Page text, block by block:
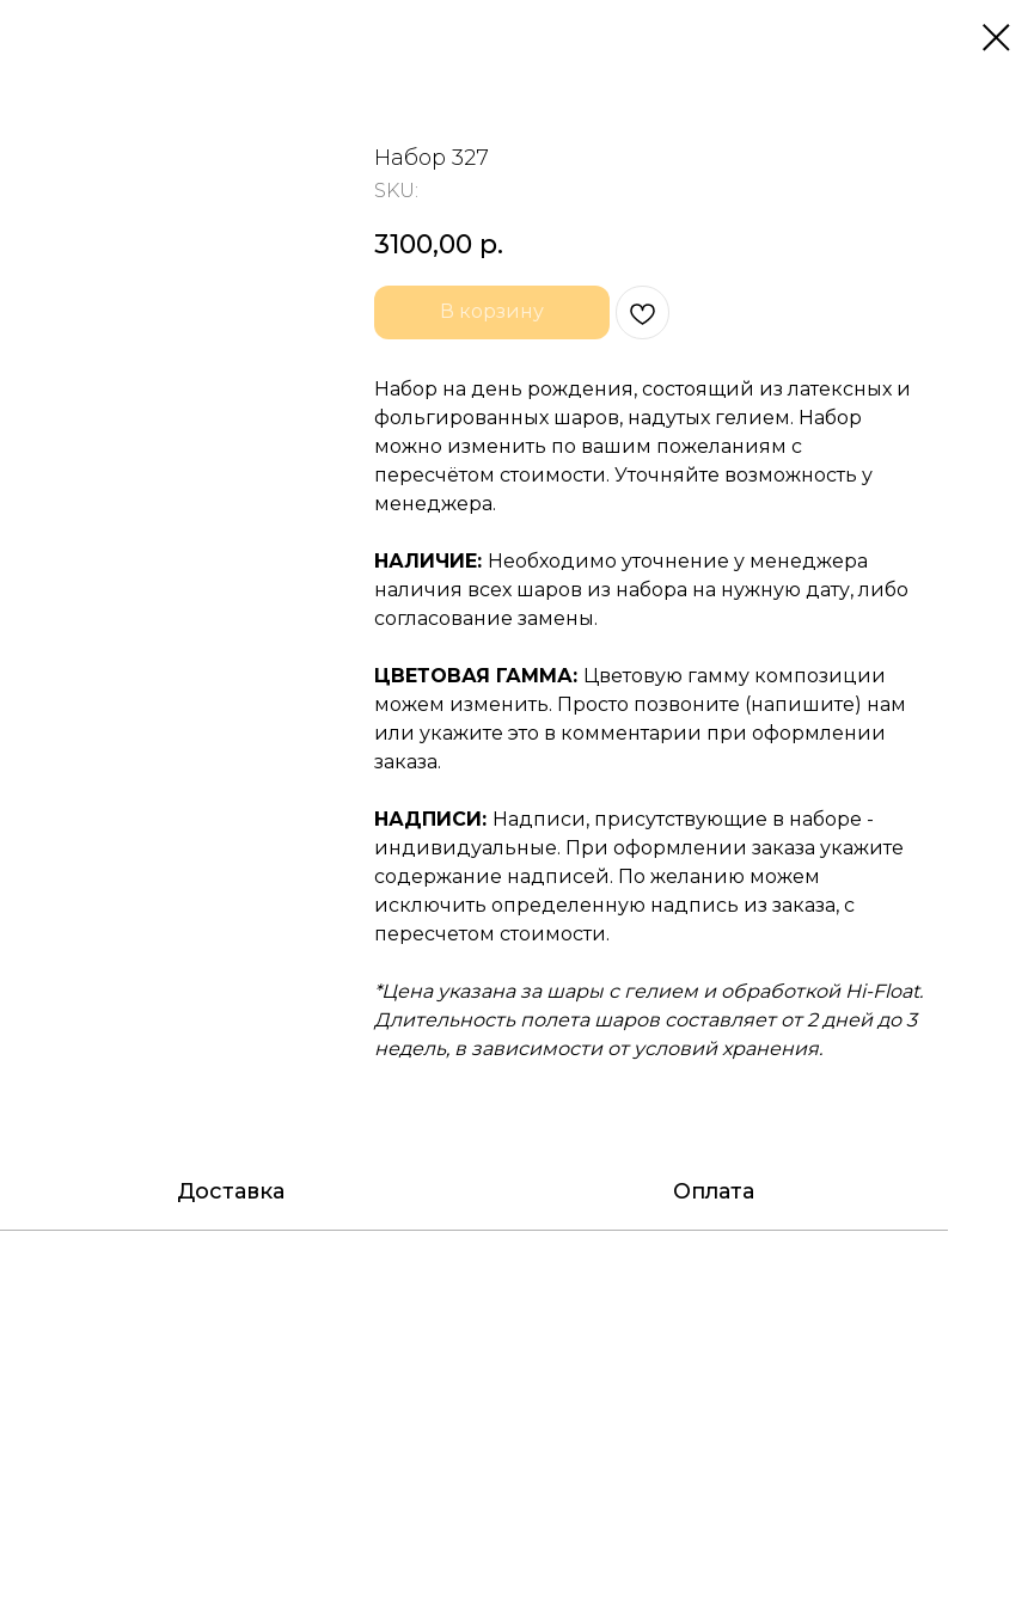
Набор 327
SKU:
3100,00 р.
В корзину
Набор на день рождения, состоящий из латексных и
фольгированных шаров, надутых гелием. Набор
можно изменить по вашим пожеланиям с
пересчётом стоимости. Уточняйте возможность у
менеджера.
НАЛИЧИЕ: Необходимо уточнение у менеджера
наличия всех шаров из набора на нужную дату, либо
согласование замены.
ЦВЕТОВАЯ ГАММА: Цветовую гамму композиции
можем изменить. Просто позвоните (напишите) нам
или укажите это в комментарии при оформлении
заказа.
НАДПИСИ: Надписи, присутствующие в наборе -
индивидуальные. При оформлении заказа укажите
содержание надписей. По желанию можем
исключить определенную надпись из заказа, с
пересчетом стоимости.
*Цена указана за шары с гелием и обработкой Hi-Float.
Длительность полета шаров составляет от 2 дней до 3
недель, в зависимости от условий хранения.
Доставка Оплата